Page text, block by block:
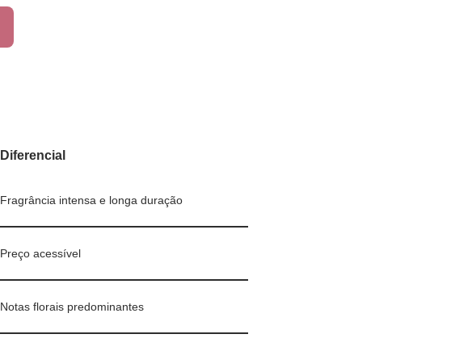
Diferencial
Fragrância intensa e longa duração
Preço acessível
Notas florais predominantes